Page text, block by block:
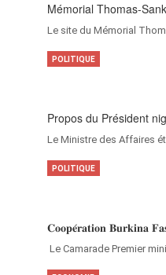
Mémorial Thomas-
Le site du Mémorial
Propos du Président
Le Ministre des Affaires
POLITIQUE
𝐂𝐨𝐨𝐩𝐞́𝐫𝐚𝐭𝐢𝐨𝐧 𝐁𝐮𝐫𝐤𝐢𝐧𝐚
‎Le Camarade Premier
POLITIQUE